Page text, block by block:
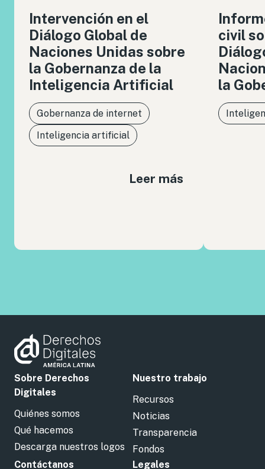
Intervención en el
Diálogo Global de
Naciones Unidas sobre
la Gobernanza de la
Inteligencia Artificial
Gobernanza de internet
Inteligencia artificial
Leer más
civil
la
Sobre Derechos
Digitales
Quiénes somos
Qué hacemos
Descarga nuestros logos
Nuestro trabajo
Recursos
Noticias
Transparencia
Fondos
Contáctanos
Legales